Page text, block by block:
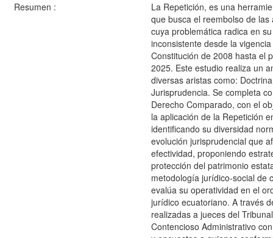
Resumen :
La Repetición, es una
que busca el reembolso de las
cuya problemática radica en
inconsistente desde la
Constitución de 2008 hasta el
2025. Este estudio realiza un
diversas aristas como:
Jurisprudencia. Se completa
Derecho Comparado, con el
la aplicación de la Repetición
identificando su diversidad
evolución jurisprudencial que
efectividad, proponiendo
protección del patrimonio
metodología jurídico-social de
evalúa su operatividad en el
jurídico ecuatoriano. A través
realizadas a jueces del
Contencioso Administrativo